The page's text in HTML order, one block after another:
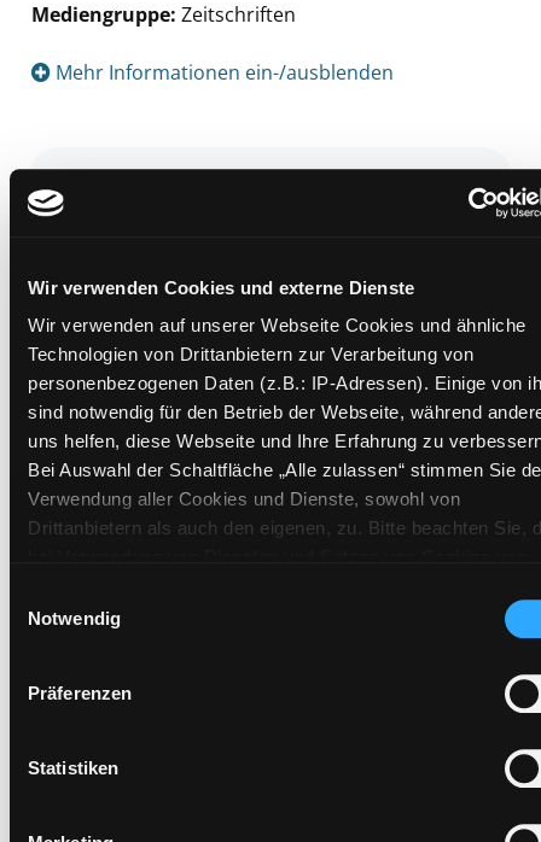
Wir verwenden Cookies und externe Dienste
Wir verwenden auf unserer Webseite Cookies und ähnliche
Technologien von Drittanbietern zur Verarbeitung von
personenbezogenen Daten (z.B.: IP-Adressen). Einige von
sind notwendig für den Betrieb der Webseite, während
uns helfen, diese Webseite und Ihre Erfahrung zu
Bei Auswahl der Schaltfläche „Alle zulassen“ stimmen Sie
Verwendung aller Cookies und Dienste, sowohl von
Drittanbietern als auch den eigenen, zu. Bitte beachten Sie,
(Länder außerhalb des EWR ohne adäquates
Datenschutzniveau) stattfinden kann. In diesem
ausgeschlossen werden. Eine Verarbeitung durch solche
Einwilligung erteilen („Auswahl erlauben“) oder auf die
Schaltfläche „Alle zulassen“ klicken. Unter dem Punkt
Notwendig
Präferenzen
Statistiken
Mediengruppe: Zeitschriften
Mehr Informationen ein-/ausblenden
Exemplare
Status:Verfügbar
Vorbestellungen: 0
Mediengruppe: Zeitschriften
Frist:
Barcode:2409SB02003
Standort 3: